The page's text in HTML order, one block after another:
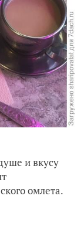
и вкусу
омлета.